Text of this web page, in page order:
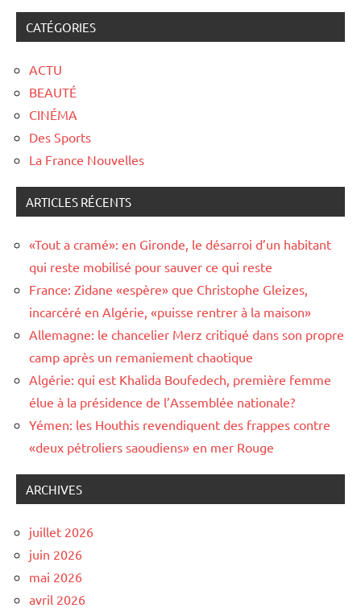
CATÉGORIES
ACTU
BEAUTÉ
CINÉMA
Des Sports
La France Nouvelles
ARTICLES RÉCENTS
«Tout a cramé»: en Gironde, le désarroi d’un habitant
qui reste mobilisé pour sauver ce qui reste
France: Zidane «espère» que Christophe Gleizes,
incarcéré en Algérie, «puisse rentrer à la maison»
Allemagne: le chancelier Merz critiqué dans son propre
camp après un remaniement chaotique
Algérie: qui est Khalida Boufedech, première femme
élue à la présidence de l’Assemblée nationale?
Yémen: les Houthis revendiquent des frappes contre
«deux pétroliers saoudiens» en mer Rouge
ARCHIVES
juillet 2026
juin 2026
mai 2026
avril 2026